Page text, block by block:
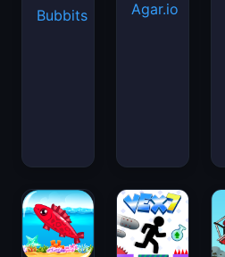
Bubbits Agar.io